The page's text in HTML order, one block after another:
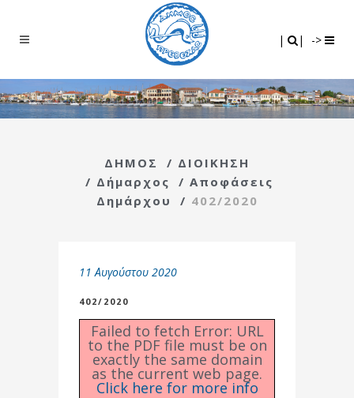
| | ->
ΔΗΜΟΣ / ΔΙΟΙΚΗΣΗ
/ Δήμαρχος / Αποφάσεις
Δημάρχου
/ 402/2020
11 Αυγούστου 2020
402/2020
Failed to fetch Error: URL
to the PDF file must be on
exactly the same domain
as the current web page.
Click here for more info